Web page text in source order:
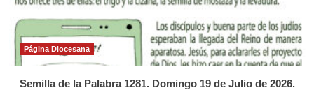
Página Diocesana
Semilla de la Palabra 1281. Domingo 19 de Julio de 2026.